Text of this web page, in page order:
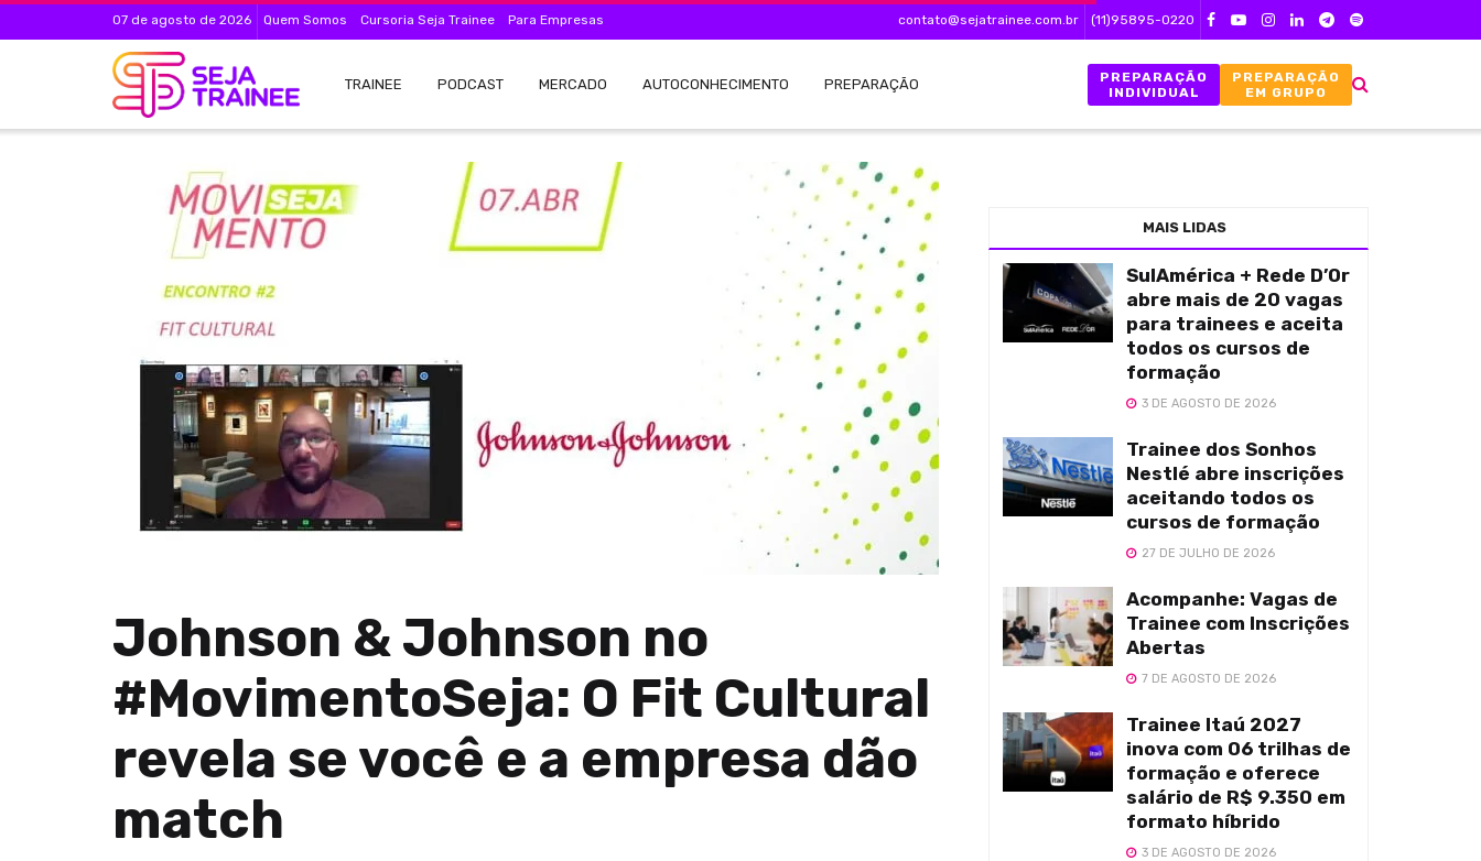
07 de agosto de 2026 Quem Somos Cursoria Seja Trainee Para Empresas contato@sejatrainee.com.br (11)95895-0220
TRAINEE PODCAST MERCADO AUTOCONHECIMENTO PREPARAÇÃO
PREPARAÇÃO
INDIVIDUAL
PREPARAÇÃO
EM GRUPO
Johnson & Johnson no
#MovimentoSeja: O Fit Cultural
revela se você e a empresa dão
match
MAIS LIDAS
SulAmérica + Rede D’Or
abre mais de 20 vagas
para trainees e aceita
todos os cursos de
formação
3 DE AGOSTO DE 2026
Trainee dos Sonhos
Nestlé abre inscrições
aceitando todos os
cursos de formação
27 DE JULHO DE 2026
Acompanhe: Vagas de
Trainee com Inscrições
Abertas
7 DE AGOSTO DE 2026
Trainee Itaú 2027
inova com 06 trilhas de
formação e oferece
salário de R$ 9.350 em
formato híbrido
3 DE AGOSTO DE 2026